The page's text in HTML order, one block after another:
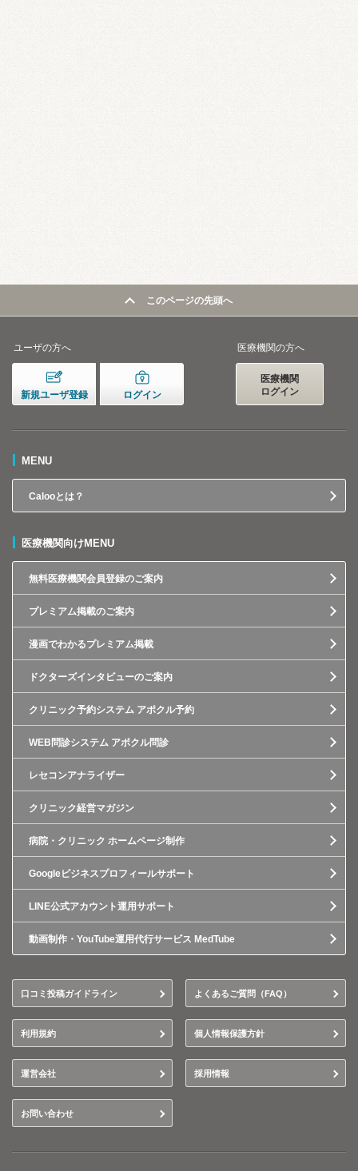
このページの先頭へ
ユーザの方へ
新規ユーザ登録 ログイン
医療機関の方へ
医療機関
ログイン
MENU
Calooとは？
医療機関向けMENU
無料医療機関会員登録のご案内
プレミアム掲載のご案内
漫画でわかるプレミアム掲載
ドクターズインタビューのご案内
クリニック予約システム アポクル予約
WEB問診システム アポクル問診
レセコンアナライザー
クリニック経営マガジン
病院・クリニック ホームページ制作
Googleビジネスプロフィールサポート
LINE公式アカウント運用サポート
動画制作・YouTube運用代行サービス MedTube
口コミ投稿ガイドライン よくあるご質問（FAQ）
利用規約 個人情報保護方針
運営会社 採用情報
お問い合わせ